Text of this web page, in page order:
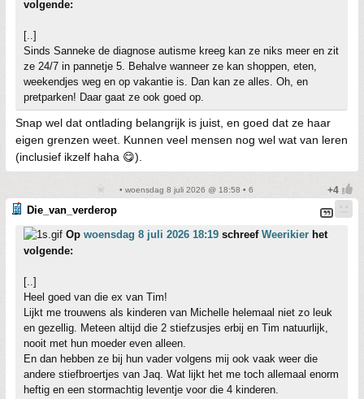
volgende:
[..]
Sinds Sanneke de diagnose autisme kreeg kan ze niks meer en zit
ze 24/7 in pannetje 5. Behalve wanneer ze kan shoppen, eten,
weekendjes weg en op vakantie is. Dan kan ze alles. Oh, en
pretparken! Daar gaat ze ook goed op.
Snap wel dat ontlading belangrijk is juist, en goed dat ze haar
eigen grenzen weet. Kunnen veel mensen nog wel wat van leren
(inclusief ikzelf haha 😋).
• woensdag 8 juli 2026 @ 18:58 • 6
Die_van_verderop
Op woensdag 8 juli 2026 18:19 schreef Weerikier het
volgende:
[..]
Heel goed van die ex van Tim!
Lijkt me trouwens als kinderen van Michelle helemaal niet zo leuk
en gezellig. Meteen altijd die 2 stiefzusjes erbij en Tim natuurlijk,
nooit met hun moeder even alleen.
En dan hebben ze bij hun vader volgens mij ook vaak weer die
andere stiefbroertjes van Jaq. Wat lijkt het me toch allemaal enorm
heftig en een stormachtig leventje voor die 4 kinderen.